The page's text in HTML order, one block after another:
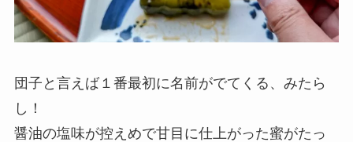
団子と言えば１番最初に名前がでてくる、みたら
し！
醤油の塩味が控えめで甘目に仕上がった蜜がたっ